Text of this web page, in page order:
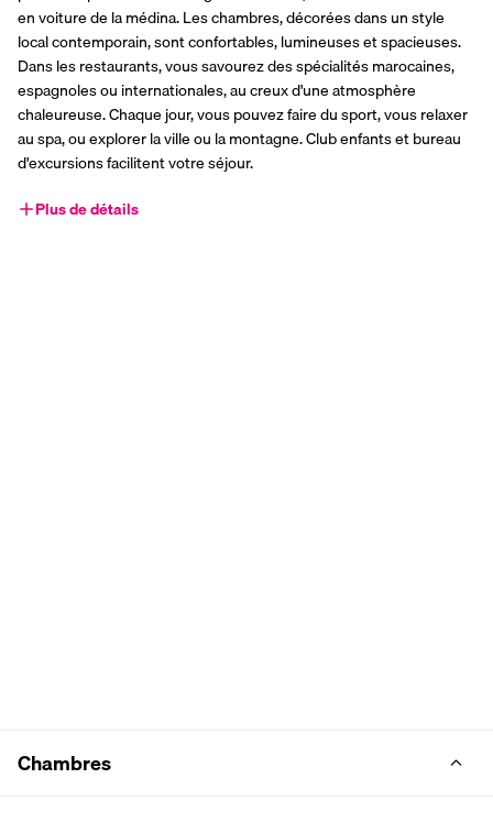
en voiture de la médina. Les chambres, décorées dans un style
local contemporain, sont confortables, lumineuses et spacieuses.
Dans les restaurants, vous savourez des spécialités marocaines,
espagnoles ou internationales, au creux d'une atmosphère
chaleureuse. Chaque jour, vous pouvez faire du sport, vous relaxer
au spa, ou explorer la ville ou la montagne. Club enfants et bureau
d'excursions facilitent votre séjour.
Plus de détails
Chambres